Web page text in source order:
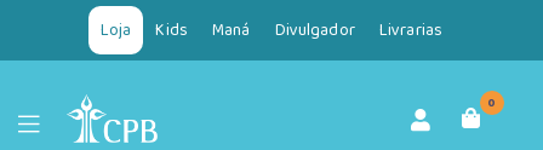
Loja Kids Maná Divulgador Livrarias
0